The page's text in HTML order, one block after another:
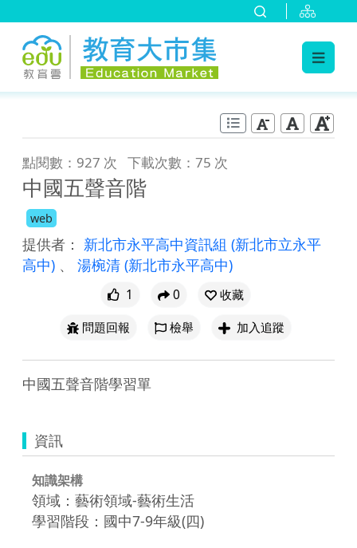
點閱數：927 次 下載次數：75 次
中國五聲音階
web
提供者： 新北市永平高中資訊組 (新北市立永平
高中) 、 湯椀清 (新北市永平高中)
1 0
收藏
問題回報
檢舉 加入追蹤
中國五聲音階學習單
資訊
知識架構
領域：藝術領域-藝術生活
學習階段：國中7-9年級(四)